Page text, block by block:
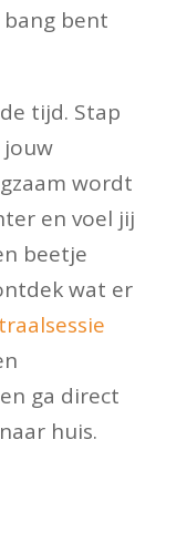
bang bent
tijd. Stap
jouw
wordt
en voel jij
beetje
wat er
ga direct
huis.